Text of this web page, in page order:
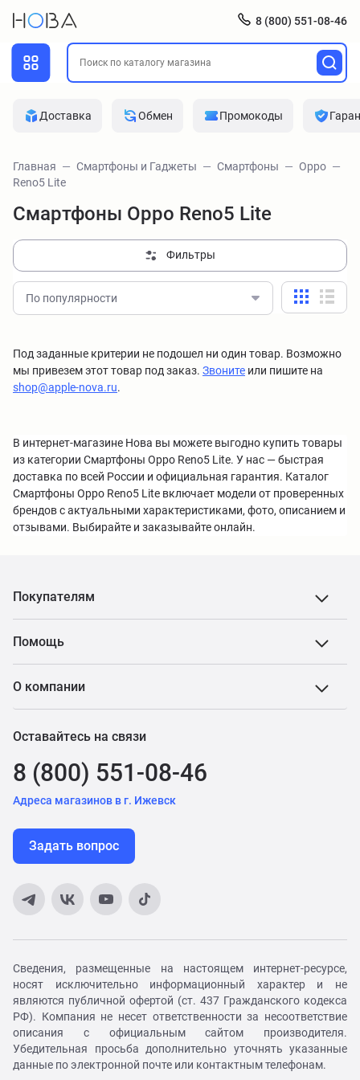
8 (800) 551-08-46
Доставка Обмен Промокоды
Главная Смартфоны и Гаджеты Смартфоны
Oppo
Reno5 Lite
Смартфоны Oppo Reno5 Lite
Фильтры
По популярности
Под заданные критерии не подошел ни один товар. Возможно
мы привезем этот товар под заказ. Звоните или пишите на
shop@apple-nova.ru.
В интернет-магазине Нова вы можете выгодно купить товары
из категории Смартфоны Oppo Reno5 Lite. У нас — быстрая
доставка по всей России и официальная гарантия. Каталог
Смартфоны Oppo Reno5 Lite включает модели от проверенных
брендов с актуальными характеристиками, фото, описанием и
отзывами. Выбирайте и заказывайте онлайн.
Покупателям
Помощь
О компании
Оставайтесь на связи
8 (800) 551-08-46
Адреса магазинов в г. Ижевск
Задать вопрос
Сведения, размещенные на настоящем интернет-ресурсе,
носят исключительно информационный характер и не
являются публичной офертой (ст. 437 Гражданского кодекса
РФ). Компания не несет ответственности за несоответствие
описания с официальным сайтом производителя.
Убедительная просьба дополнительно уточнять указанные
данные по электронной почте или контактным телефонам.